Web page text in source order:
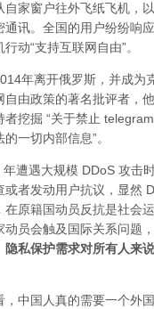
自家窗户往外飞纸飞机，
通讯。全国的用户纷纷响
动“支持互联网自由”。
年离开俄罗斯，并成为
自由政策的著名批评者，
者挖掘 “关于禁止 telegram
一切内部信息”。
遭遇大规模 DDoS 攻击
或者发动用户抗议，显然
在原籍国动员反抗是社会运
动员会触及国际关系问题，
隐私保护需求对所有人来
，中国人真的需要一个外